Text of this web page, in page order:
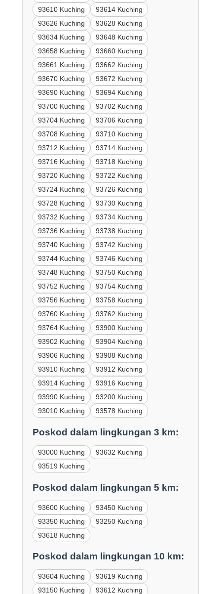
93610 Kuching
93614 Kuching
93626 Kuching
93628 Kuching
93634 Kuching
93648 Kuching
93658 Kuching
93660 Kuching
93661 Kuching
93662 Kuching
93670 Kuching
93672 Kuching
93690 Kuching
93694 Kuching
93700 Kuching
93702 Kuching
93704 Kuching
93706 Kuching
93708 Kuching
93710 Kuching
93712 Kuching
93714 Kuching
93716 Kuching
93718 Kuching
93720 Kuching
93722 Kuching
93724 Kuching
93726 Kuching
93728 Kuching
93730 Kuching
93732 Kuching
93734 Kuching
93736 Kuching
93738 Kuching
93740 Kuching
93742 Kuching
93744 Kuching
93746 Kuching
93748 Kuching
93750 Kuching
93752 Kuching
93754 Kuching
93756 Kuching
93758 Kuching
93760 Kuching
93762 Kuching
93764 Kuching
93900 Kuching
93902 Kuching
93904 Kuching
93906 Kuching
93908 Kuching
93910 Kuching
93912 Kuching
93914 Kuching
93916 Kuching
93990 Kuching
93200 Kuching
93010 Kuching
93578 Kuching
Poskod dalam lingkungan 3 km:
93000 Kuching
93632 Kuching
93519 Kuching
Poskod dalam lingkungan 5 km:
93600 Kuching
93450 Kuching
93350 Kuching
93250 Kuching
93618 Kuching
Poskod dalam lingkungan 10 km:
93604 Kuching
93619 Kuching
93150 Kuching
93612 Kuching